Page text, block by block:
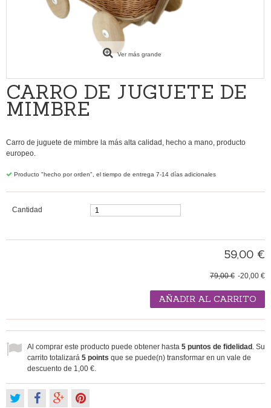
Ver más grande
CARRO DE JUGUETE DE
MIMBRE
Carro de juguete de mimbre la más alta calidad, hecho a mano, producto
europeo.
Producto "hecho por orden", el tiempo de entrega 7-14 días adicionales
Cantidad
59,00 €
-20,00 €
79,00 €
AÑADIR AL CARRITO
Al comprar este producto puede obtener hasta 5 puntos de fidelidad . Su
carrito totalizará 5 points que se puede(n) transformar en un vale de
descuento de 1,00 €